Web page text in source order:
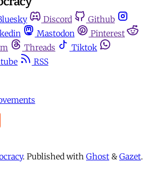
Discord
Github
Mastodon
Pinterest
Threads
Tiktok
RSS
. Published with Ghost & Gazet.